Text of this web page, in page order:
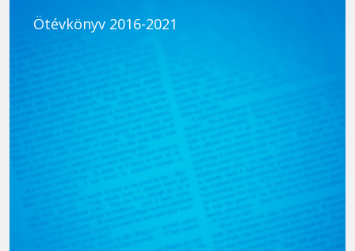
Ötévkönyv 2016-2021